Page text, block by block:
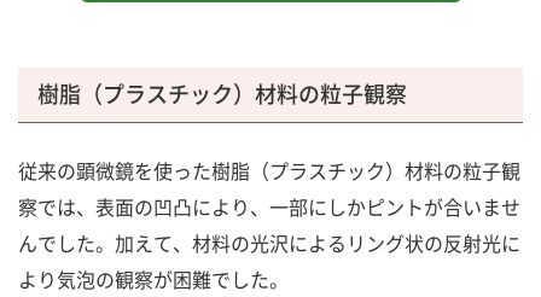
樹脂（プラスチック）材料の粒子観察
従来の顕微鏡を使った樹脂（プラスチック）材料の粒子観
察では、表面の凹凸により、一部にしかピントが合いませ
んでした。加えて、材料の光沢によるリング状の反射光に
より気泡の観察が困難でした。